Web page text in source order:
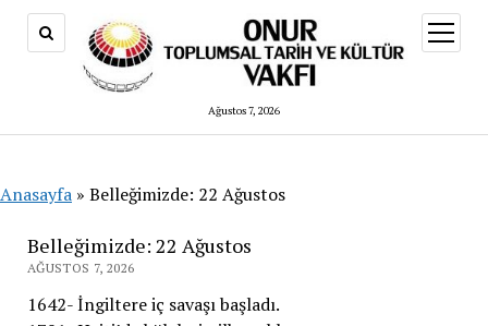
Ağustos 7, 2026
aç
Anasayfa » Belleğimizde: 22 Ağustos
Belleğimizde: 22 Ağustos
AĞUSTOS 7, 2026
1642- İngiltere iç savaşı başladı.